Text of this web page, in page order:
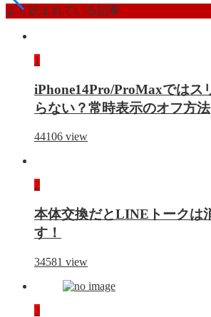
よく読まれている記事
1
iPhone14Pro/ProMaxではス
らない？常時表示のオフ方法
44106 view
2
本体交換だとLINEトークは
す！
34581 view
3